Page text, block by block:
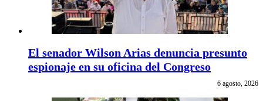
El senador Wilson Arias denuncia presunto
espionaje en su oficina del Congreso
6 agosto, 2026